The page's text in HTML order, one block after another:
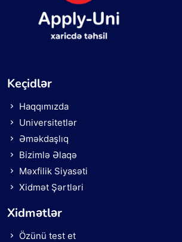
Keçidlər
Haqqımızda
Universitetlər
Əməkdaşlıq
Bizimlə Əlaqə
Məxfilik Siyasəti
Xidmət Şərtləri
Xidmətlər
Özünü test et